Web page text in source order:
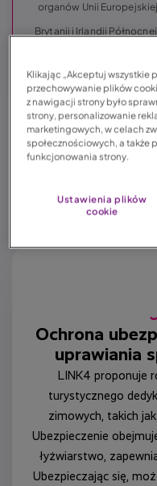
organów Unii
Brytanii i Irlandii
Dlaczego
Sporty
Ochrona
uprawiania
LINK4 proponuje
turystycznego
zimowych, takich
Ubezpieczenie
łyżwiarstwo,
Ubezpieczając się,
Klikając „Akceptuj wszystkie
przechowywanie plików
z nawigacji strony było
strony, personalizowanie
marketingowych, w celach
społecznościowych, a także
funkcjonowania strony.
Ustawienia plików
cookie